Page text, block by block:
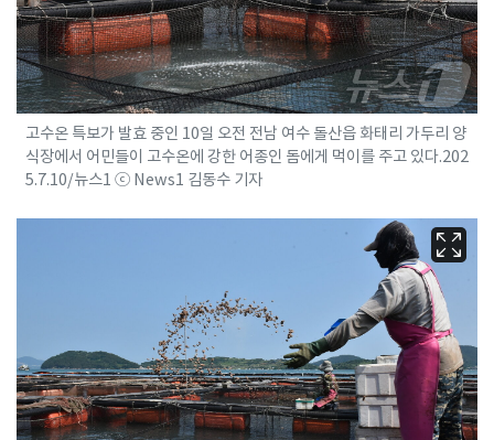
고수온 특보가 발효 중인 10일 오전 전남 여수 돌산읍 화태리 가두리 양
식장에서 어민들이 고수온에 강한 어종인 돔에게 먹이를 주고 있다.202
5.7.10/뉴스1 ⓒ News1 김동수 기자